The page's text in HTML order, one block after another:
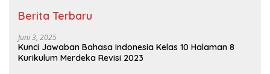
Berita Terbaru
Juni 3, 2025
Kunci Jawaban Bahasa Indonesia Kelas 10 Halaman 8
Kurikulum Merdeka Revisi 2023